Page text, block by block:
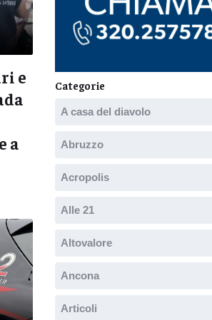
e
a
Categorie
A casa del diavolo
Abruzzo
Acropolis
Alle 21
Altovalore
Ancona
Articoli